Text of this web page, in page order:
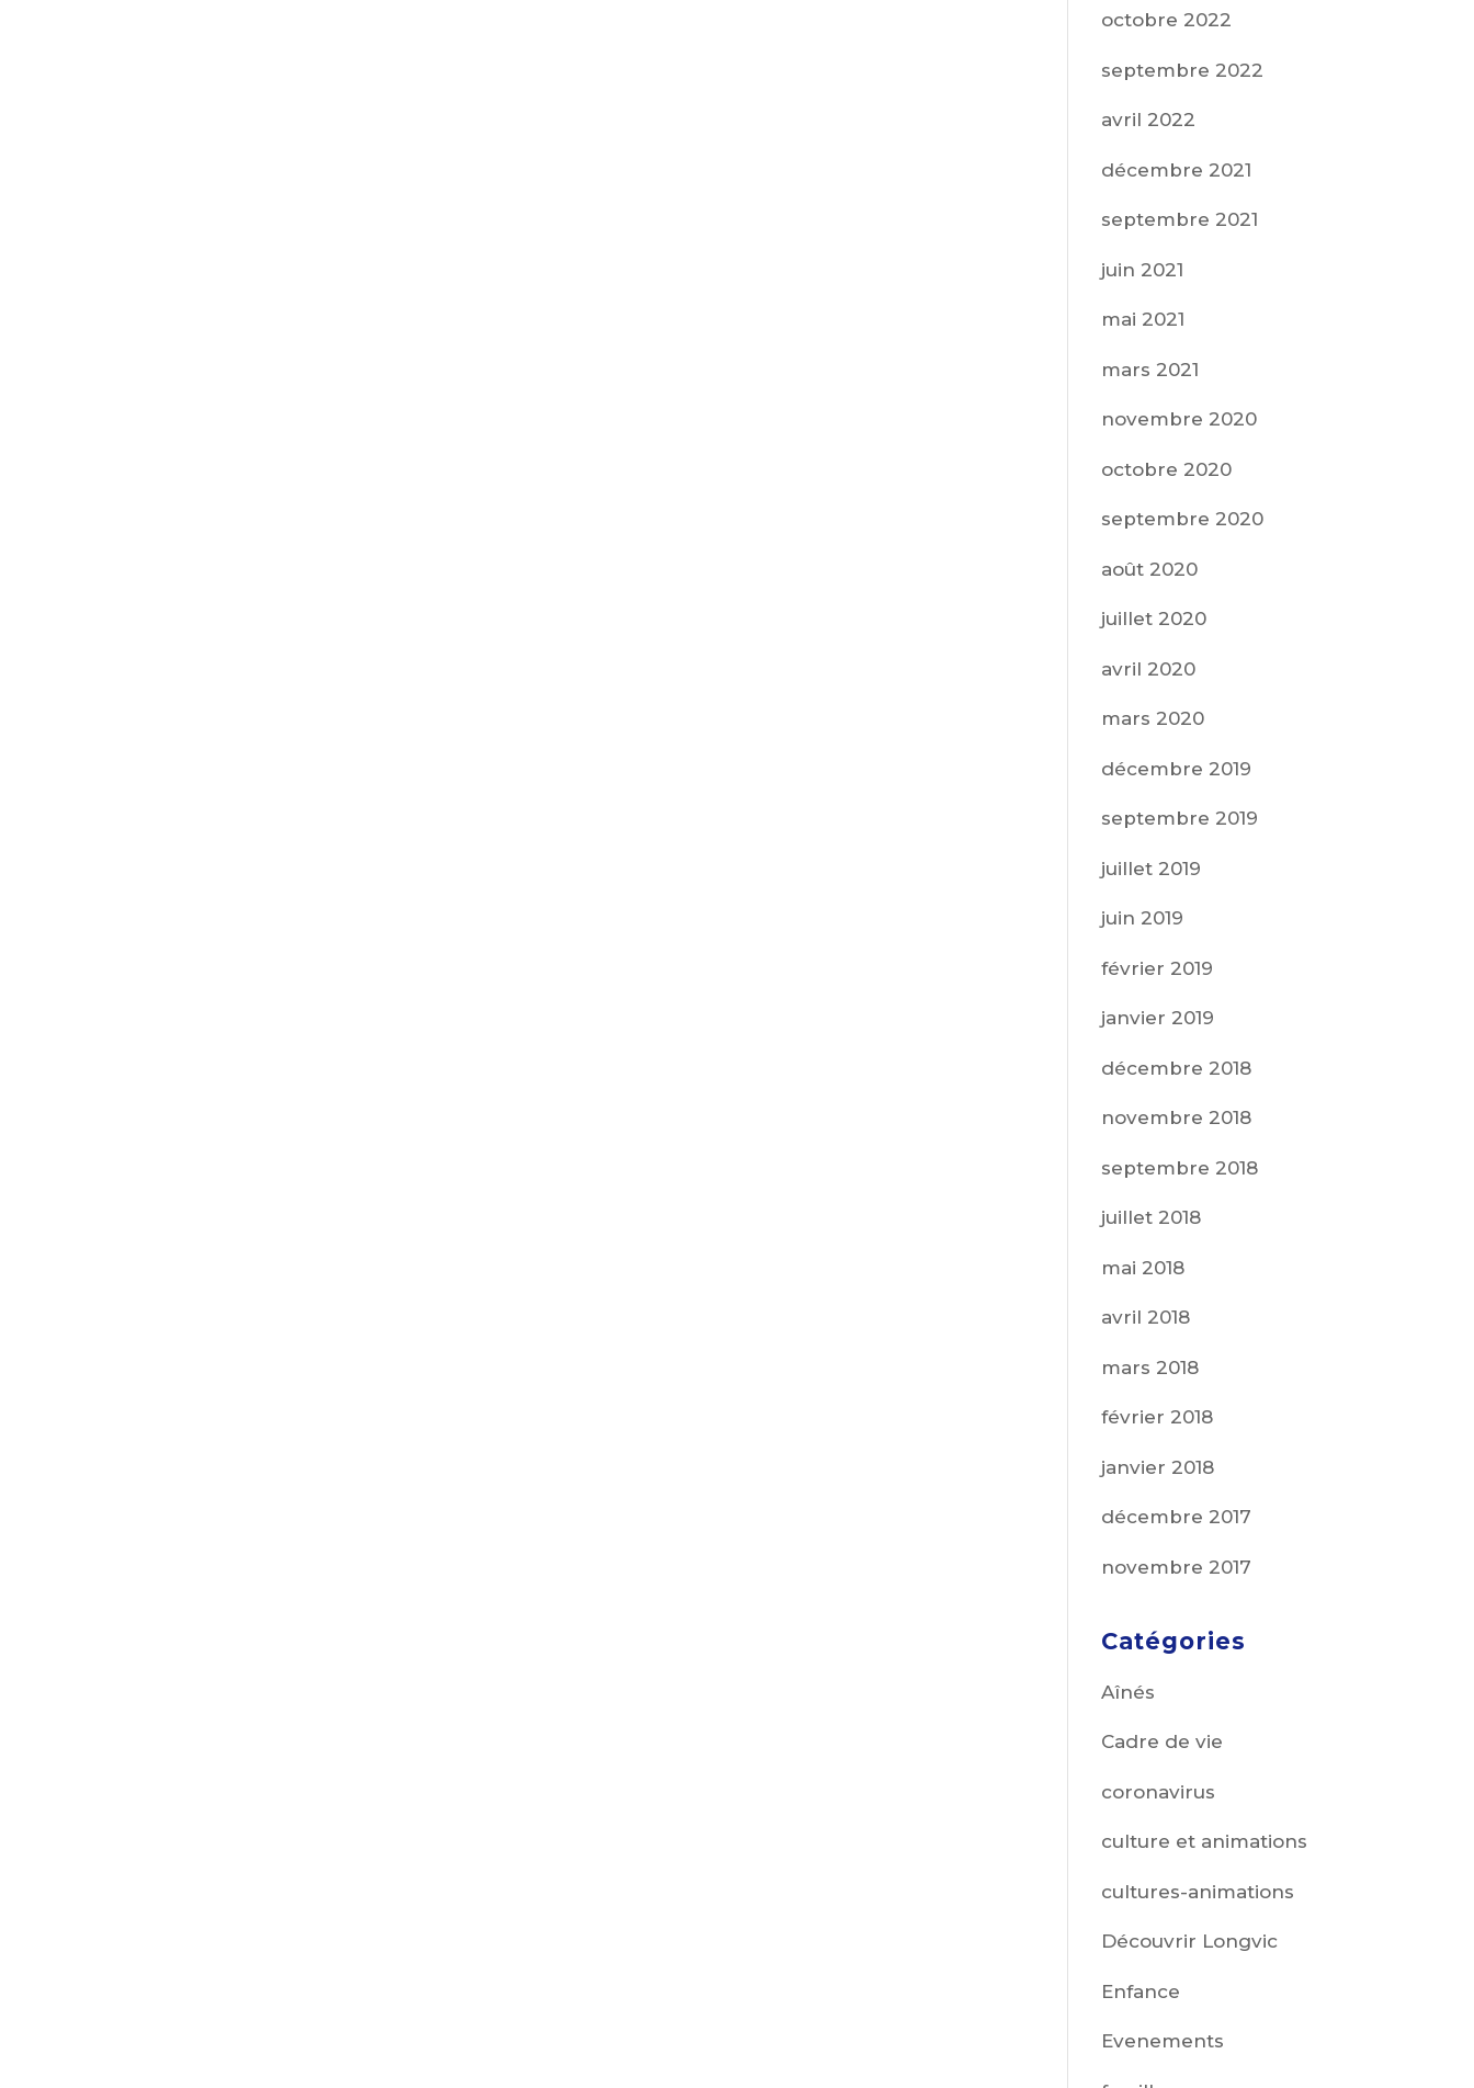
octobre 2022
septembre 2022
avril 2022
décembre 2021
septembre 2021
juin 2021
mai 2021
mars 2021
novembre 2020
octobre 2020
septembre 2020
août 2020
juillet 2020
avril 2020
mars 2020
décembre 2019
septembre 2019
juillet 2019
juin 2019
février 2019
janvier 2019
décembre 2018
novembre 2018
septembre 2018
juillet 2018
mai 2018
avril 2018
mars 2018
février 2018
janvier 2018
décembre 2017
novembre 2017
Catégories
Aînés
Cadre de vie
coronavirus
culture et animations
cultures-animations
Découvrir Longvic
Enfance
Evenements